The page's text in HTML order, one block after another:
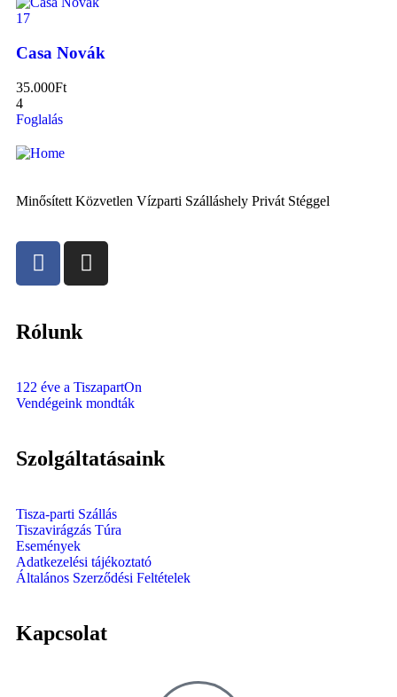
17
Casa Novák
35.000Ft
4
Foglalás
Minősített Közvetlen Vízparti Szálláshely Privát Stéggel
Rólunk
122 éve a TiszapartOn
Vendégeink mondták
Szolgáltatásaink
Tisza-parti Szállás
Tiszavirágzás Túra
Események
Adatkezelési tájékoztató
Általános Szerződési Feltételek
Kapcsolat